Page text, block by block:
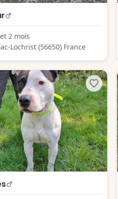
2 mois
Lochrist (56650) France